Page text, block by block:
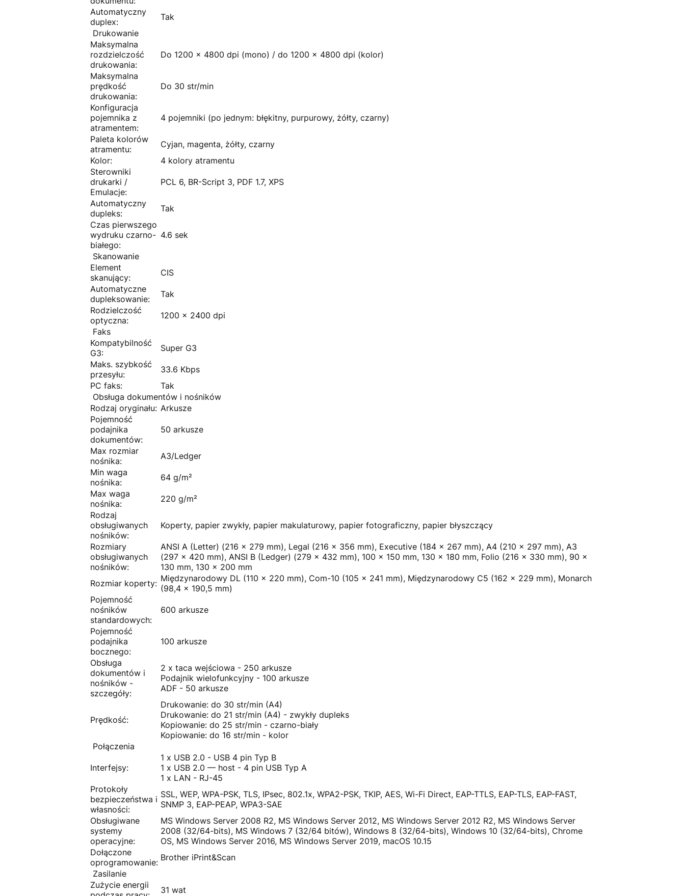
Automatyczny
duplex:
Tak
Drukowanie
Maksymalna
rozdzielczość
drukowania:
Do 1200 x 4800 dpi (mono) / do 1200 x 4800 dpi (kolor)
Maksymalna
prędkość
drukowania:
Do 30 str/min
Konfiguracja
pojemnika z
atramentem:
4 pojemniki (po jednym: błękitny, purpurowy, żółty, czarny)
Paleta kolorów
atramentu:
Cyjan, magenta, żółty, czarny
Kolor:
4 kolory atramentu
Sterowniki
drukarki /
Emulacje:
PCL 6, BR-Script 3, PDF 1.7, XPS
Automatyczny
dupleks:
Tak
Czas pierwszego
wydruku czarno-
białego:
4.6 sek
Skanowanie
Element
skanujący:
CIS
Automatyczne
dupleksowanie:
Tak
Rodzielczość
optyczna:
1200 x 2400 dpi
Faks
Kompatybilność
G3:
Super G3
Maks. szybkość
przesyłu:
33.6 Kbps
PC faks:
Tak
Obsługa dokumentów i nośników
Rodzaj oryginału: Arkusze
Pojemność
podajnika
dokumentów:
50 arkusze
Max rozmiar
nośnika:
A3/Ledger
Min waga
nośnika:
64 g/m²
Max waga
nośnika:
220 g/m²
Rodzaj
obsługiwanych
nośników:
Koperty, papier zwykły, papier makulaturowy, papier fotograficzny, papier błyszczący
Rozmiary
obsługiwanych
nośników:
ANSI A (Letter) (216 x 279 mm), Legal (216 x 356 mm), Executive (184 x 267 mm), A4 (210 x 297 mm), A3
(297 x 420 mm), ANSI B (Ledger) (279 x 432 mm), 100 x 150 mm, 130 x 180 mm, Folio (216 x 330 mm), 90 x
130 mm, 130 x 200 mm
Rozmiar koperty: Międzynarodowy DL (110 x 220 mm), Com-10 (105 x 241 mm), Międzynarodowy C5 (162 x 229 mm), Monarch
(98,4 x 190,5 mm)
Pojemność
nośników
standardowych:
600 arkusze
Pojemność
podajnika
bocznego:
100 arkusze
Obsługa
dokumentów i
nośników -
szczegóły:
2 x taca wejściowa - 250 arkusze
Podajnik wielofunkcyjny - 100 arkusze
ADF - 50 arkusze
Prędkość:
Drukowanie: do 30 str/min (A4)
Drukowanie: do 21 str/min (A4) - zwykły dupleks
Kopiowanie: do 25 str/min - czarno-biały
Kopiowanie: do 16 str/min - kolor
Połączenia
Interfejsy:
1 x USB 2.0 - USB 4 pin Typ B
1 x USB 2.0 — host - 4 pin USB Typ A
1 x LAN - RJ-45
Protokoły
bezpieczeństwa i
własności:
SSL, WEP, WPA-PSK, TLS, IPsec, 802.1x, WPA2-PSK, TKIP, AES, Wi-Fi Direct, EAP-TTLS, EAP-TLS, EAP-FAST,
SNMP 3, EAP-PEAP, WPA3-SAE
Obsługiwane
systemy
operacyjne:
MS Windows Server 2008 R2, MS Windows Server 2012, MS Windows Server 2012 R2, MS Windows Server
2008 (32/64-bits), MS Windows 7 (32/64 bitów), Windows 8 (32/64-bits), Windows 10 (32/64-bits), Chrome
OS, MS Windows Server 2016, MS Windows Server 2019, macOS 10.15
Dołączone
oprogramowanie: Brother iPrint&Scan
Zasilanie
Zużycie energii
31 wat